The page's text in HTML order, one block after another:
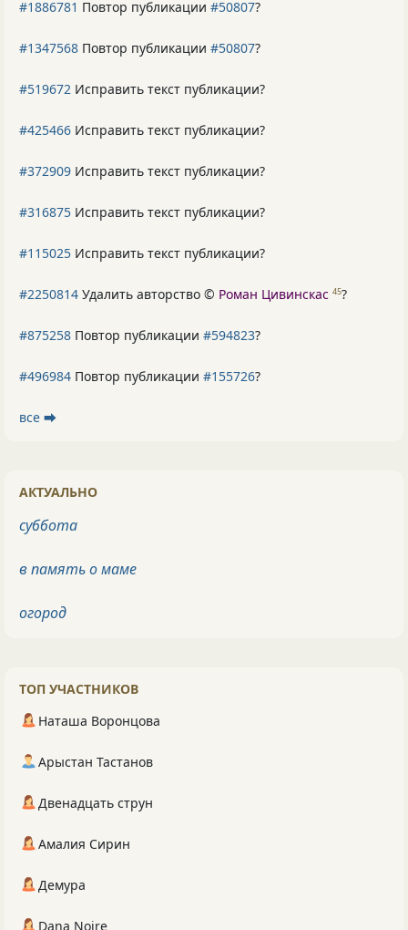
#1886781 Повтор публикации #50807?
#1347568 Повтор публикации #50807?
#519672 Исправить текст публикации?
#425466 Исправить текст публикации?
#372909 Исправить текст публикации?
#316875 Исправить текст публикации?
#115025 Исправить текст публикации?
#2250814 Удалить авторство © Роман Цивинскас 45?
#875258 Повтор публикации #594823?
#496984 Повтор публикации #155726?
все ⮕
АКТУАЛЬНО
суббота
в память о маме
огород
ТОП УЧАСТНИКОВ
Наташа Воронцова
Арыстан Тастанов
Двенадцать струн
Амалия Сирин
Демура
Dana Noire